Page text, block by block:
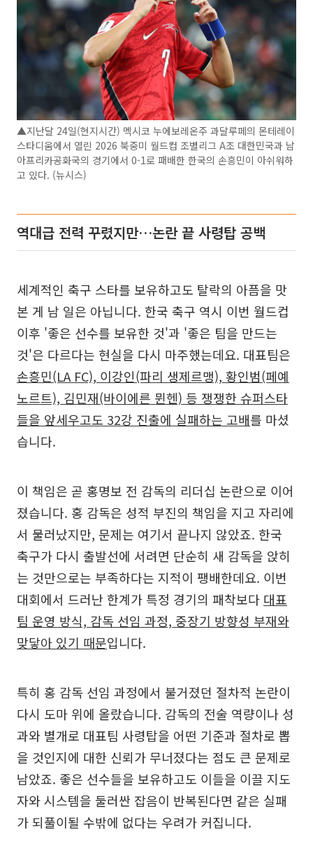
▲지난달 24일(현지시간) 멕시코 누에보레온주 과달루페의 몬테레이
스타디움에서 열린 2026 북중미 월드컵 조별리그 A조 대한민국과 남
아프리카공화국의 경기에서 0-1로 패배한 한국의 손흥민이 아쉬워하
고 있다. (뉴시스)
역대급 전력 꾸렸지만…논란 끝 사령탑 공백
세계적인 축구 스타를 보유하고도 탈락의 아픔을 맛
본 게 남 일은 아닙니다. 한국 축구 역시 이번 월드컵
이후 '좋은 선수를 보유한 것'과 '좋은 팀을 만드는
것'은 다르다는 현실을 다시 마주했는데요. 대표팀은
손흥민(LA FC), 이강인(파리 생제르맹), 황인범(페예
노르트), 김민재(바이에른 뮌헨) 등 쟁쟁한 슈퍼스타
들을 앞세우고도 32강 진출에 실패하는 고배를 마셨
습니다.
이 책임은 곧 홍명보 전 감독의 리더십 논란으로 이어
졌습니다. 홍 감독은 성적 부진의 책임을 지고 자리에
서 물러났지만, 문제는 여기서 끝나지 않았죠. 한국
축구가 다시 출발선에 서려면 단순히 새 감독을 앉히
는 것만으로는 부족하다는 지적이 팽배한데요. 이번
대회에서 드러난 한계가 특정 경기의 패착보다 대표
팀 운영 방식, 감독 선임 과정, 중장기 방향성 부재와
맞닿아 있기 때문입니다.
특히 홍 감독 선임 과정에서 불거졌던 절차적 논란이
다시 도마 위에 올랐습니다. 감독의 전술 역량이나 성
과와 별개로 대표팀 사령탑을 어떤 기준과 절차로 뽑
을 것인지에 대한 신뢰가 무너졌다는 점도 큰 문제로
남았죠. 좋은 선수들을 보유하고도 이들을 이끌 지도
자와 시스템을 둘러싼 잡음이 반복된다면 같은 실패
가 되풀이될 수밖에 없다는 우려가 커집니다.